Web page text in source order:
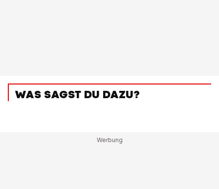
WAS SAGST DU DAZU?